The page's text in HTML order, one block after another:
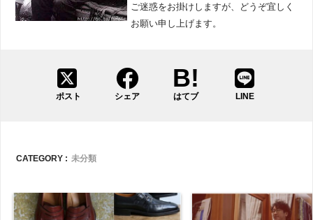
ご迷惑をお掛けしますが、どうぞ宜しく
お願い申し上げます。
ポスト シェア はてブ LINE
CATEGORY : 未分類